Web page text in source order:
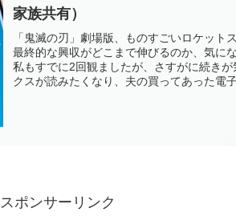
家族共有）
「鬼滅の刃」劇場版、ものすごいロケット
最終的な興収がどこまで伸びるのか、気に
私もすでに2回観ましたが、さすがに続き
クスが読みたくなり、夫の買ってあった電
スポンサーリンク